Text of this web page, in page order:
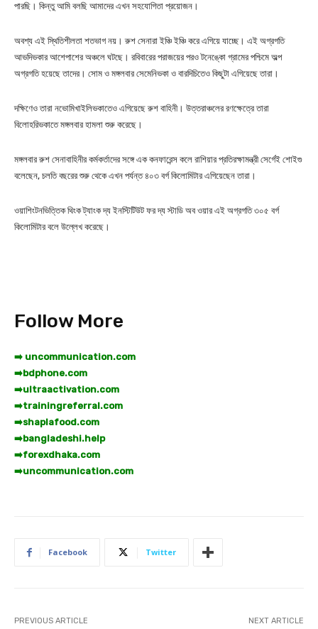
পারছি। কিন্তু আমি বলছি আমাদের এখন সহযোগিতা প্রয়োজন।
অবশ্য এই স্থিতিশীলতা শতভাগ নয়। রুশ সেনারা ইঞ্চি ইঞ্চি করে এগিয়ে যাচ্ছে। এই অগ্রগতি
আভদিভকার আশেপাশের অঞ্চলে ঘটছে। রবিবারের পরাজয়ের পরও টনেঙ্কো গ্রামের পশ্চিমে অল্প
অগ্রগতি হয়েছে তাদের। সোম ও মঙ্গলবার সেমেনিভকা ও বারদিচিতেও কিছুটা এগিয়েছে তারা।
দক্ষিণেও তারা নভোমিখাইলিভকাতেও এগিয়েছে রুশ বাহিনী। উত্তরাঞ্চলের রণক্ষেত্রে তারা
বিলোহরিভকাতে মঙ্গলবার হামলা শুরু করেছে।
মঙ্গলবার রুশ সেনাবাহিনীর কর্মকর্তাদের সঙ্গে এক কনফারেন্স কলে রাশিয়ার প্রতিরক্ষামন্ত্রী সের্গেই শোইগু
বলেছেন, চলতি বছরের শুরু থেকে এখন পর্যন্ত ৪০৩ বর্গ কিলোমিটার এগিয়েছেন তারা।
ওয়াশিংটনভিত্তিক থিংক ট্যাংক দ্য ইনস্টিটিউট ফর দ্য স্টাডি অব ওয়ার এই অগ্রগতি ৩০৫ বর্গ
কিলোমিটার বলে উল্লেখ করেছে।
Follow More
➡️ uncommunication.com
➡️bdphone.com
➡️ultraactivation.com
➡️trainingreferral.com
➡️shaplafood.com
➡️bangladeshi.help
➡️forexdhaka.com
➡️uncommunication.com
Facebook Twitter
PREVIOUS ARTICLE NEXT ARTICLE